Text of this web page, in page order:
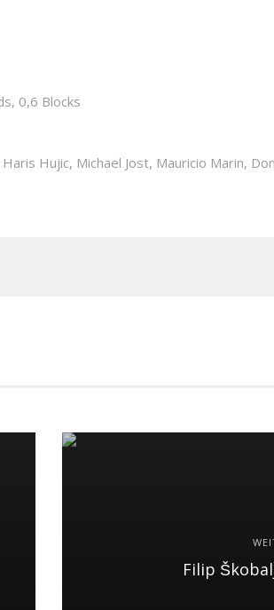
0,6 Blocks
Hujic, Michael Jost, Mauricio Marin,
Filip